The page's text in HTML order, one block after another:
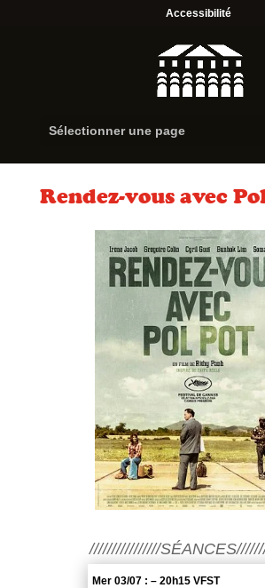
Accessibilité
Sélectionner une page
Rendez-vous avec
////////////////
Mer 03/07 : – 20h15 VFST